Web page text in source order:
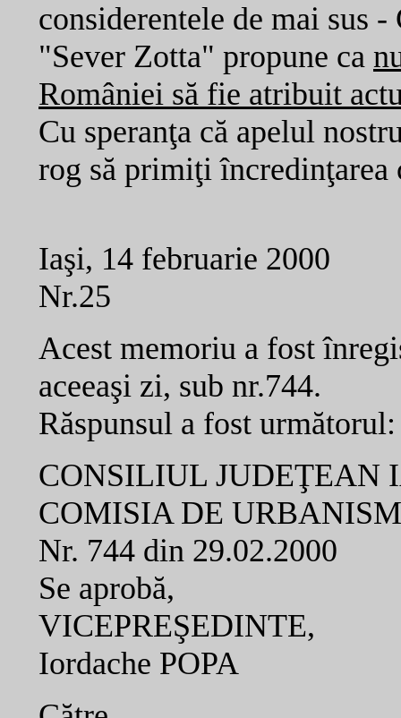
considerentele de mai sus
"Sever Zotta" propune ca
României să fie atribuit
Cu speranţa că apelul
rog să primiţi încredinţarea
Iaşi, 14 februarie 2000
Nr.25
Acest memoriu a fost
aceeaşi zi, sub nr.744.
Răspunsul a fost următorul:
CONSILIUL JUDEŢEAN
COMISIA DE URBANISM
Nr. 744 din 29.02.2000
Se aprobă,
VICEPREŞEDINTE,
Iordache POPA